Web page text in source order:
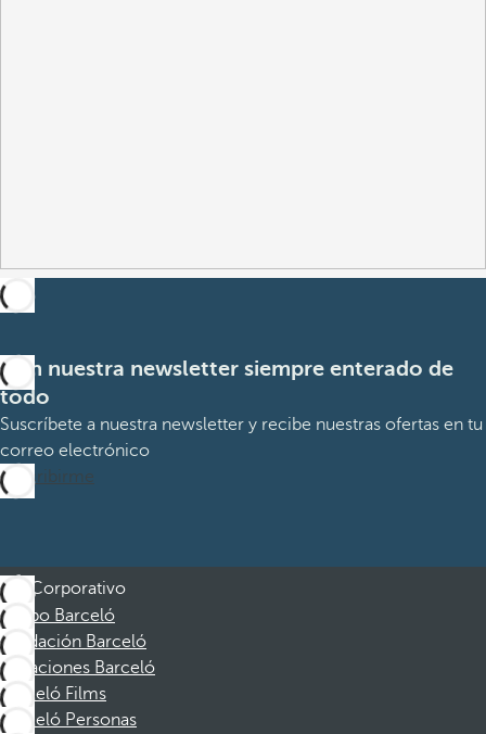
Con nuestra newsletter siempre enterado de
todo
Suscríbete a nuestra newsletter y recibe nuestras ofertas en tu
correo electrónico
Suscribirme
Corporativo
Grupo Barceló
Fundación Barceló
Vacaciones Barceló
Barceló Films
Barceló Personas